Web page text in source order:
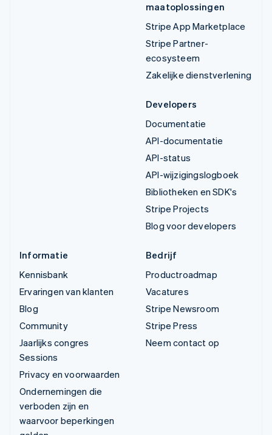
maatoplossingen
Stripe App Marketplace
Stripe Partner-
ecosysteem
Zakelijke dienstverlening
Developers
Documentatie
API-documentatie
API-status
API-wijzigingslogboek
Bibliotheken en SDK's
Stripe Projects
Blog voor developers
Informatie
Kennisbank
Ervaringen van klanten
Blog
Community
Jaarlijks congres
Sessions
Privacy en voorwaarden
Ondernemingen die
verboden zijn en
waarvoor beperkingen
Bedrijf
Productroadmap
Vacatures
Stripe Newsroom
Stripe Press
Neem contact op